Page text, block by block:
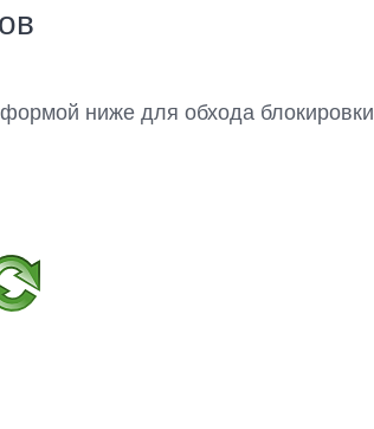
ниже для обхода блокировки